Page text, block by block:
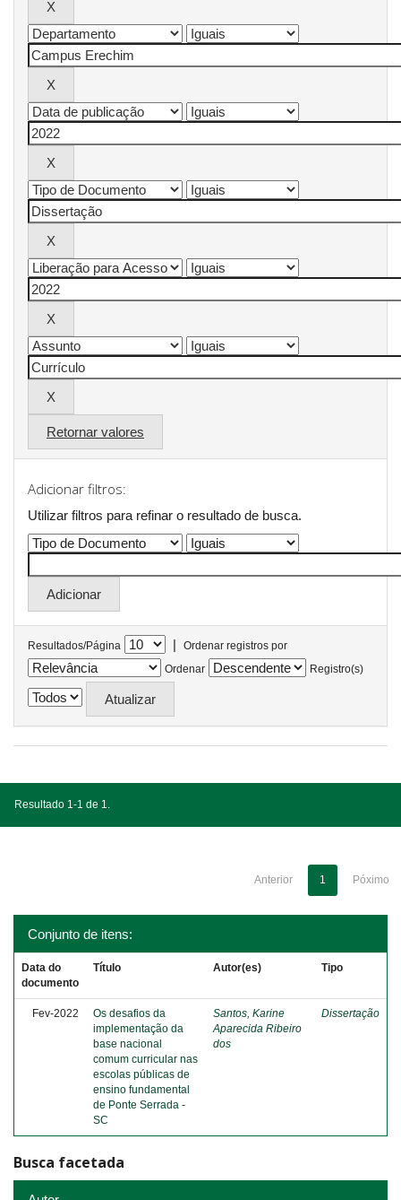
Retornar valores
Adicionar filtros:
Utilizar filtros para refinar o resultado de busca.
Resultados/Página |
Ordenar registros por
Ordenar
Registro(s)
Resultado 1-1 de 1.
Anterior 1 Póximo
Conjunto de itens:
Data do
documento
Título Autor(es) Tipo
Fev-2022
Os desafios da
implementação da
base nacional
comum curricular nas
escolas públicas de
ensino fundamental
de Ponte Serrada -
SC
Santos, Karine
Aparecida Ribeiro
dos
Dissertação
Busca facetada